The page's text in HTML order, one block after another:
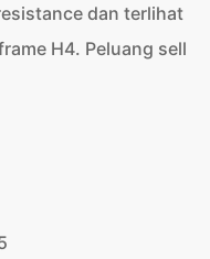
dan terlihat
H4. Peluang sell